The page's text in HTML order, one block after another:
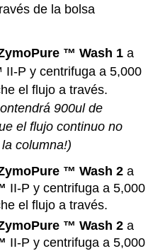
de la bolsa
™ Wash 1 a
P y centrifuga a 5,000
el flujo a través.
900ul de
el flujo continuo no
columna!)
™ Wash 2 a
II-P y centrifuga a 5,000
el flujo a través.
™ Wash 2 a
II-P y centrifuga a 5,000